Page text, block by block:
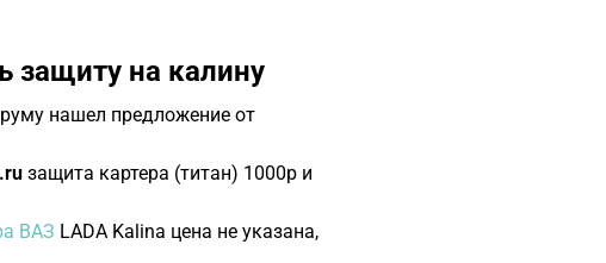
защиту на калину
нашел предложение от
защита картера (титан) 1000р и
ВАЗ LADA Kalina цена не указана,